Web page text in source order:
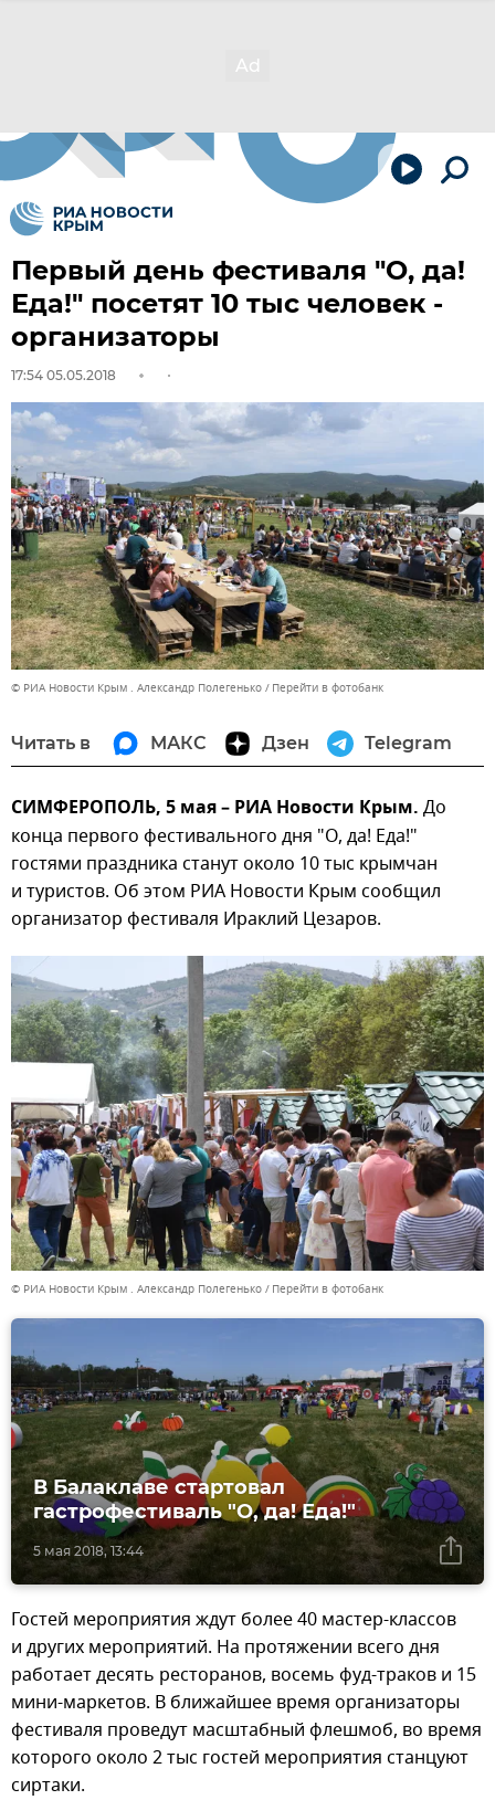
Первый день фестиваля "О, да!
Еда!" посетят 10 тыс человек -
организаторы
17:54 05.05.2018
© РИА Новости Крым . Александр Полегенько Перейти в фотобанк
Читать в МАКС Дзен Telegram
СИМФЕРОПОЛЬ, 5 мая – РИА Новости Крым. До
конца первого фестивального дня "О, да! Еда!"
гостями праздника станут около 10 тыс крымчан
и туристов. Об этом РИА Новости Крым сообщил
организатор фестиваля Ираклий Цезаров.
© РИА Новости Крым . Александр Полегенько Перейти в фотобанк
5 мая 2018, 13:44
В Балаклаве стартовал
гастрофестиваль "О, да! Еда!"
Гостей мероприятия ждут более 40 мастер-классов
и других мероприятий. На протяжении всего дня
работает десять ресторанов, восемь фуд-траков и 15
мини-маркетов. В ближайшее время организаторы
фестиваля проведут масштабный флешмоб, во время
которого около 2 тыс гостей мероприятия станцуют
сиртаки.